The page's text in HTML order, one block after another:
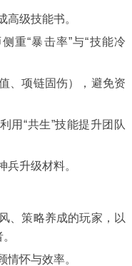
高级技能书。
重“暴击率”与“技能冷
、项链固伤），避免资
用“共生”技能提升团队
兵升级材料。
、策略养成的玩家，以
情怀与效率。